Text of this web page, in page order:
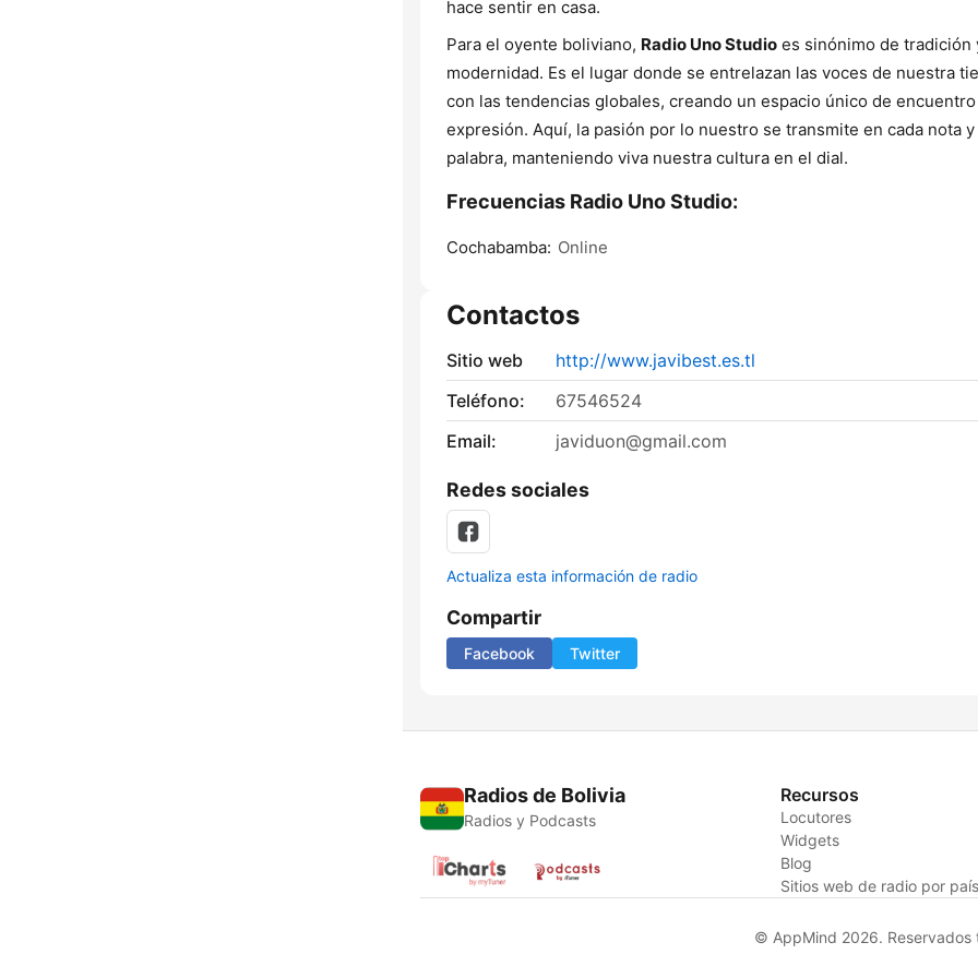
hace sentir en casa.
Para el oyente boliviano, Radio Uno Studio es sinónimo de tradición
modernidad. Es el lugar donde se entrelazan las voces de nuestra
con las tendencias globales, creando un espacio único de
expresión. Aquí, la pasión por lo nuestro se transmite en cada nota y
palabra, manteniendo viva nuestra cultura en el dial.
Frecuencias Radio Uno Studio:
Cochabamba: Online
Contactos
Sitio web
http://www.javibest.es.tl
Teléfono:
67546524
Email:
javiduon@gmail.com
Redes sociales
Actualiza esta información de radio
Compartir
Facebook Twitter
Radios de Bolivia
Radios y Podcasts
Recursos
Locutores
Widgets
Blog
Sitios web de radio por país
© AppMind 2026. Reservados